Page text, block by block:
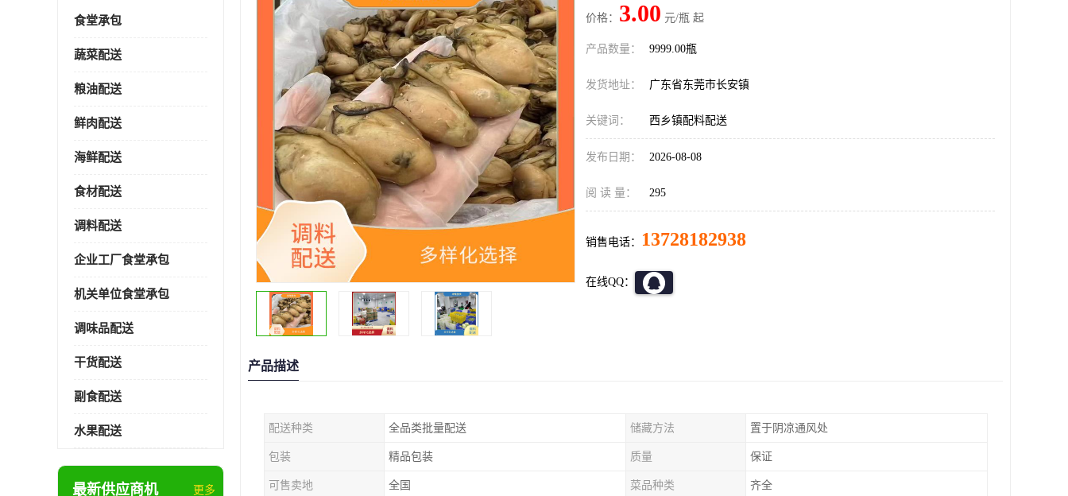
食堂承包
蔬菜配送
粮油配送
鲜肉配送
海鲜配送
食材配送
调料配送
企业工厂食堂承包
机关单位食堂承包
调味品配送
干货配送
副食配送
水果配送
最新供应商机 更多
价格： 3.00 元/瓶 起
产品数量： 9999.00瓶
发货地址： 广东省东莞市长安镇
关键词： 西乡镇配料配送
发布日期： 2026-08-08
阅 读 量： 295
销售电话： 13728182938
在线QQ：
产品描述
配送种类 全品类批量配送 储藏方法 置于阴凉通风处
包装 精品包装 质量 保证
可售卖地 全国 菜品种类 齐全